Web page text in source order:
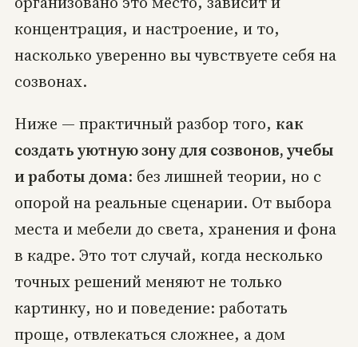
концентрация, и настроение, и то,
насколько уверенно вы чувствуете себя на
созвонах.
Ниже — практичный разбор того, как
создать уютную зону для созвонов, учебы
и работы дома: без лишней теории, но с
опорой на реальные сценарии. От выбора
места и мебели до света, хранения и фона
в кадре. Это тот случай, когда несколько
точных решений меняют не только
картинку, но и поведение: работать
проще, отвлекаться сложнее, а дом